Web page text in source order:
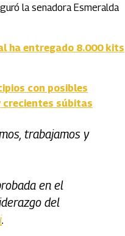
la senadora Esmeralda
ha entregado 8.000 kits
con posibles
crecientes súbitas
trabajamos y
en el
del
.